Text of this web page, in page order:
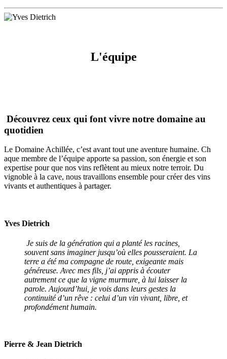
L'équipe
Découvrez ceux qui font vivre notre domaine au
quotidien
Le Domaine Achillée, c’est avant tout une aventure humaine. Ch​
aque membre de l’équipe apporte sa passion, son énergie et son
expertise pour que nos vins reflètent au mieux notre terroir. Du
vignoble à la cave, nous travaillons ensemble pour créer des vins
vivants et authentiques à partager.
Yves Dietrich
Je suis de la génération qui a planté les racines,
souvent sans imaginer jusqu’où elles pousseraient. La
terre a été ma compagne de route, exigeante mais
généreuse. Avec mes fils, j’ai appris à écouter
autrement ce que la vigne murmure, à lui laisser la
parole. Aujourd’hui, je vois dans leurs gestes la
continuité d’un rêve : celui d’un vin vivant, libre, et
profondément humain.
Pierre & Jean Dietrich